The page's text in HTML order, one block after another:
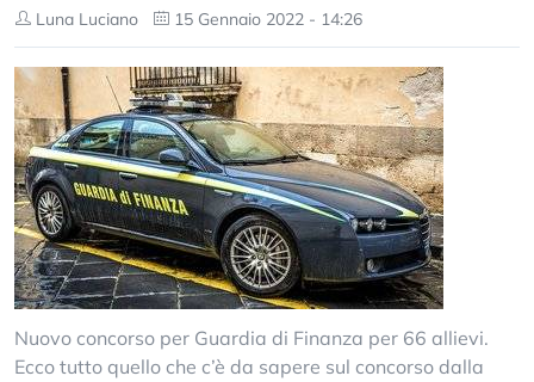
Luna Luciano 15 Gennaio 2022 - 14:26
Nuovo concorso per Guardia di Finanza per 66 allievi.
Ecco tutto quello che c’è da sapere sul concorso dalla